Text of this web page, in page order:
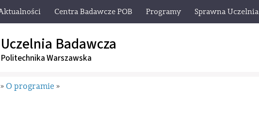
Centra Badawcze POB Programy Sprawna Uczelnia
Uczelnia Badawcza
Politechnika Warszawska
» O programie »